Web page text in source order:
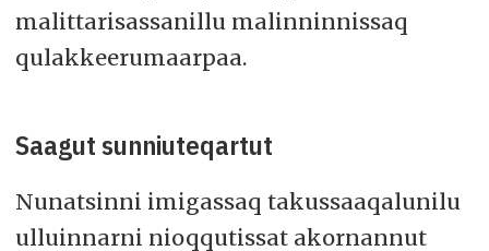
malittarisassanillu malinninnissaq
qulakkeerumaarpaa.
Saagut sunniuteqartut
Nunatsinni imigassaq takussaaqalunilu
ulluinnarni nioqqutissat akornannut